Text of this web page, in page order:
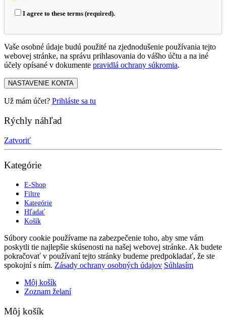
I agree to these terms (required).
Vaše osobné údaje budú použité na zjednodušenie používania tejto
webovej stránke, na správu prihlasovania do vášho účtu a na iné
účely opísané v dokumente pravidlá ochrany súkromia.
NASTAVENIE KONTA
Už mám účet? Prihláste sa tu
Rýchly náhľad
Zatvoriť
Kategórie
E-Shop
Filtre
Kategórie
Hľadať
Košík
Súbory cookie používame na zabezpečenie toho, aby sme vám
poskytli tie najlepšie skúsenosti na našej webovej stránke. Ak budete
pokračovať v používaní tejto stránky budeme predpokladať, že ste
spokojní s ním. Zásady ochrany osobných údajov Súhlasím
Môj košík
Zoznam želaní
Môj košík